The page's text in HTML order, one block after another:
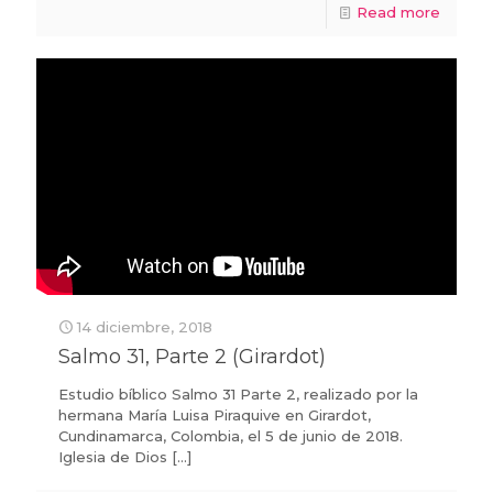
Read more
14 diciembre, 2018
Salmo 31, Parte 2 (Girardot)
Estudio bíblico Salmo 31 Parte 2, realizado por la
hermana María Luisa Piraquive en Girardot,
Cundinamarca, Colombia, el 5 de junio de 2018.
Iglesia de Dios […]